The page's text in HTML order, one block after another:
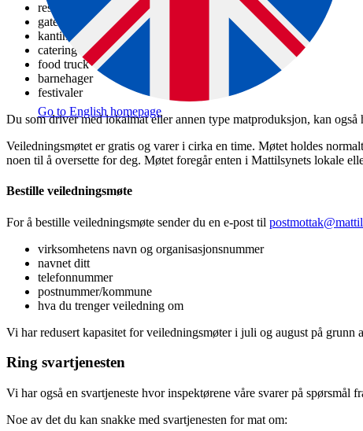
Go to English homepage
restaurant
gatekjøkken
kantiner
catering
food truck
barnehager
festivaler
Du som driver med lokalmat eller annen type matproduksjon, kan også
Veiledningsmøtet er gratis og varer i cirka en time. Møtet holdes
noen til å oversette for deg. Møtet foregår enten i Mattilsynets lokale
Bestille veiledningsmøte
For å bestille veiledningsmøte sender du en e-post til
virksomhetens navn og organisasjonsnummer
navnet ditt
telefonnummer
postnummer/kommune
hva du trenger veiledning om
Vi har redusert kapasitet for veiledningsmøter i juli og august på grunn
Ring svartjenesten
Vi har også en svartjeneste hvor inspektørene våre svarer på spørsmål
Noe av det du kan snakke med svartjenesten for mat om: